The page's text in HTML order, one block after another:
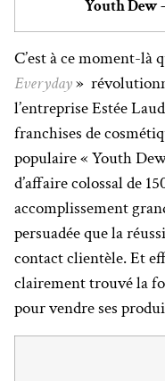
Youth Dew
C’est à ce moment-là
Everyday»
l’entreprise Estée
franchises de
populaire « Youth
d’affaire colossal de
accomplissement
persuadée que la
contact clientèle. Et
clairement trouvé la
pour vendre ses